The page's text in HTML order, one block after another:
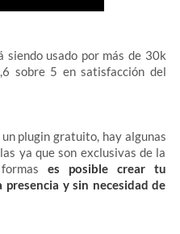
siendo usado por más de 30k
sobre 5 en satisfacción del
plugin gratuito, hay algunas
ya que son exclusivas de la
formases posible crear tu
y sin necesidad de